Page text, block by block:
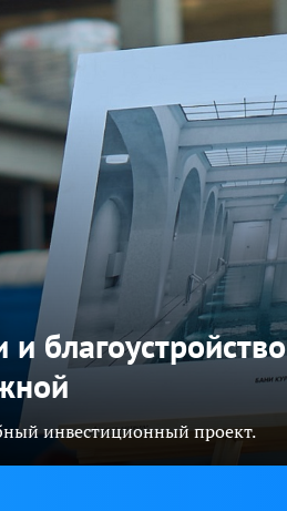
благоустройство
инвестиционный проект.